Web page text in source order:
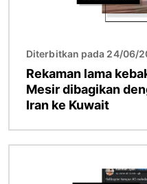
Diterbitkan pada 24/06/
Rekaman lama
Mesir dibagikan
Iran ke Kuwait